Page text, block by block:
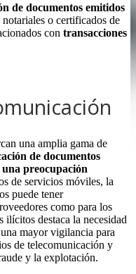
de documentos emitidos
notariales o certificados de
con transacciones
una amplia gama de
de documentos
una preocupación
de servicios móviles, la
puede tener
como para los
ilícitos destaca la necesidad
mayor vigilancia para
de telecomunicación y
y la explotación.